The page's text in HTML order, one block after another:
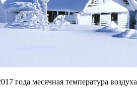
года месячная температура